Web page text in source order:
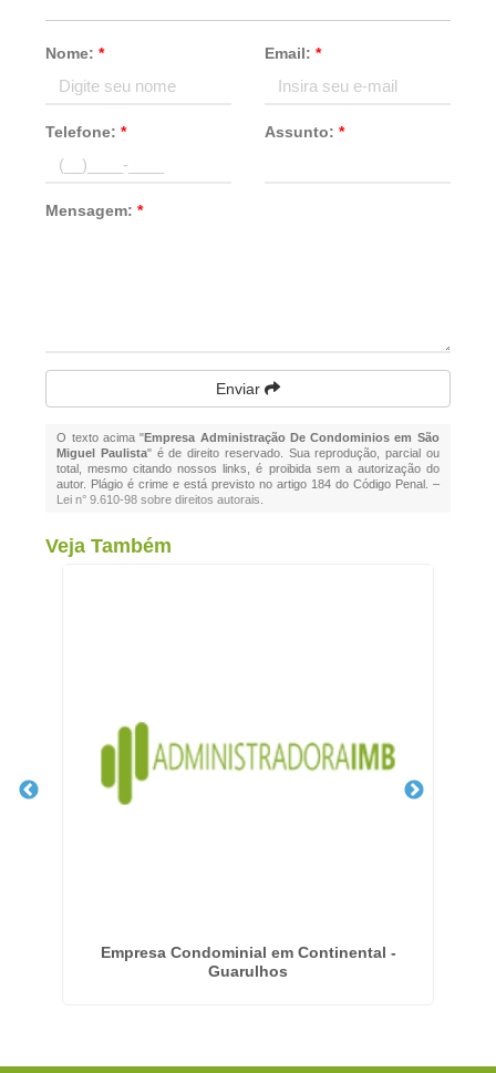
Nome:* Email: *
Telefone:* Assunto: *
Mensagem:*
Enviar
O texto acima "Empresa Administração De Condominios em São
Miguel Paulista" é de direito reservado. Sua reprodução, parcial ou
total, mesmo citando nossos links, é proibida sem a autorização do
autor. Plágio é crime e está previsto no artigo 184 do Código Penal. –
Lei n° 9.610-98 sobre direitos autorais
Veja Também
Empresa Condominial em Continental -
Guarulhos